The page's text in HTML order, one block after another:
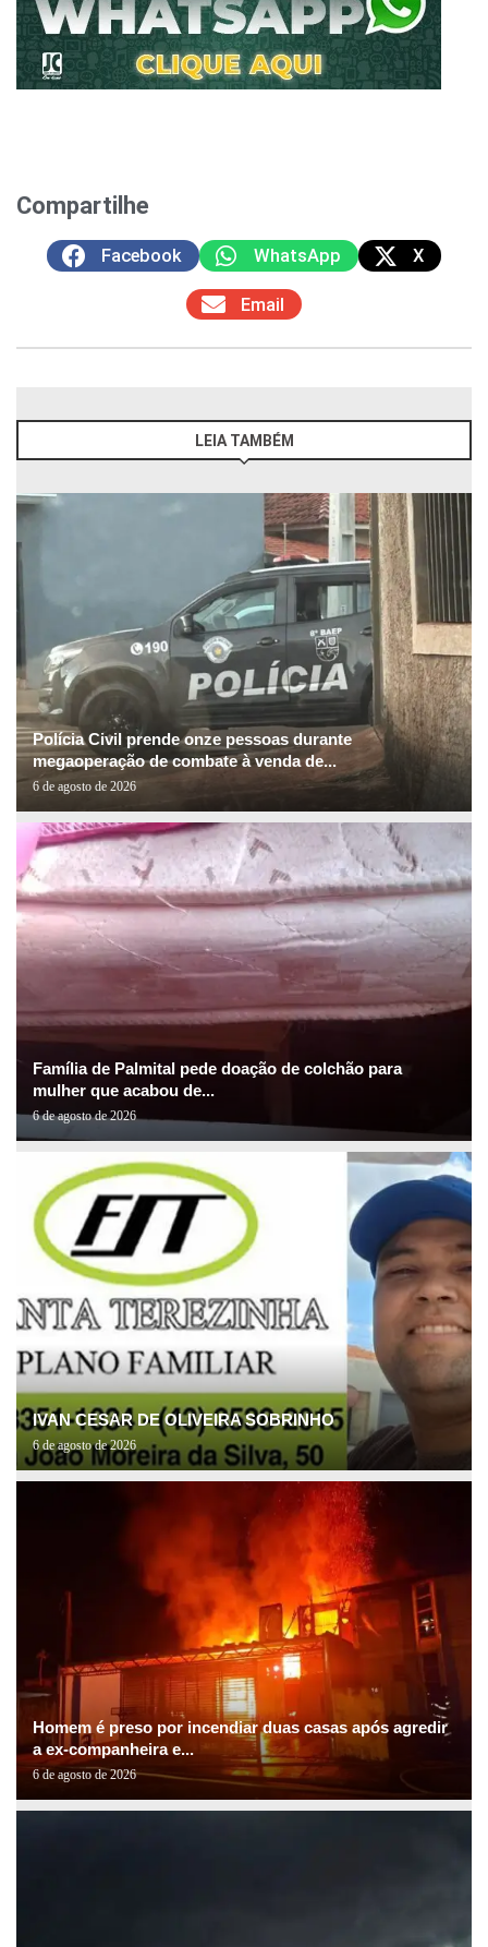
Compartilhe
Facebook WhatsApp X
Email
LEIA TAMBÉM
Polícia Civil prende onze pessoas durante
megaoperação de combate à venda de...
6 de agosto de 2026
Família de Palmital pede doação de colchão para
mulher que acabou de...
6 de agosto de 2026
IVAN CESAR DE OLIVEIRA SOBRINHO
6 de agosto de 2026
Homem é preso por incendiar duas casas após agredir
a ex-companheira e...
6 de agosto de 2026